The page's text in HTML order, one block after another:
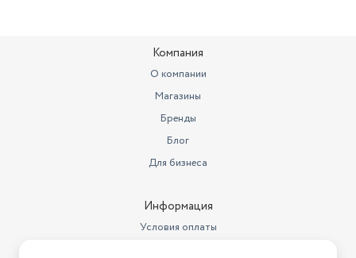
Компания
О компании
Магазины
Бренды
Блог
Для бизнеса
Информация
Условия оплаты